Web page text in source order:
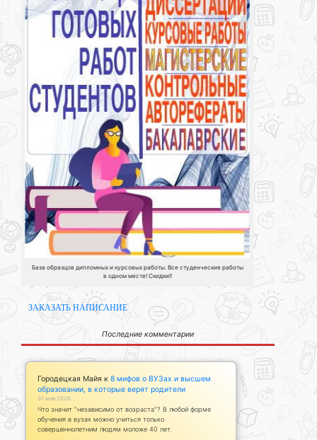
База образцов дипломных и курсовых работы. Все студенческие работы
в одном месте! Скидки!!
ЗАКАЗАТЬ НАПИСАНИЕ
Последние комментарии
Городецкая Майя к 8 мифов о ВУЗах и высшем
образовании, в которые верят родители
31 мая 2026
Что значит "независимо от возраста"? В любой форме
обучения в вузах можно учиться только
совершеннолетним людям моложе 40 лет.